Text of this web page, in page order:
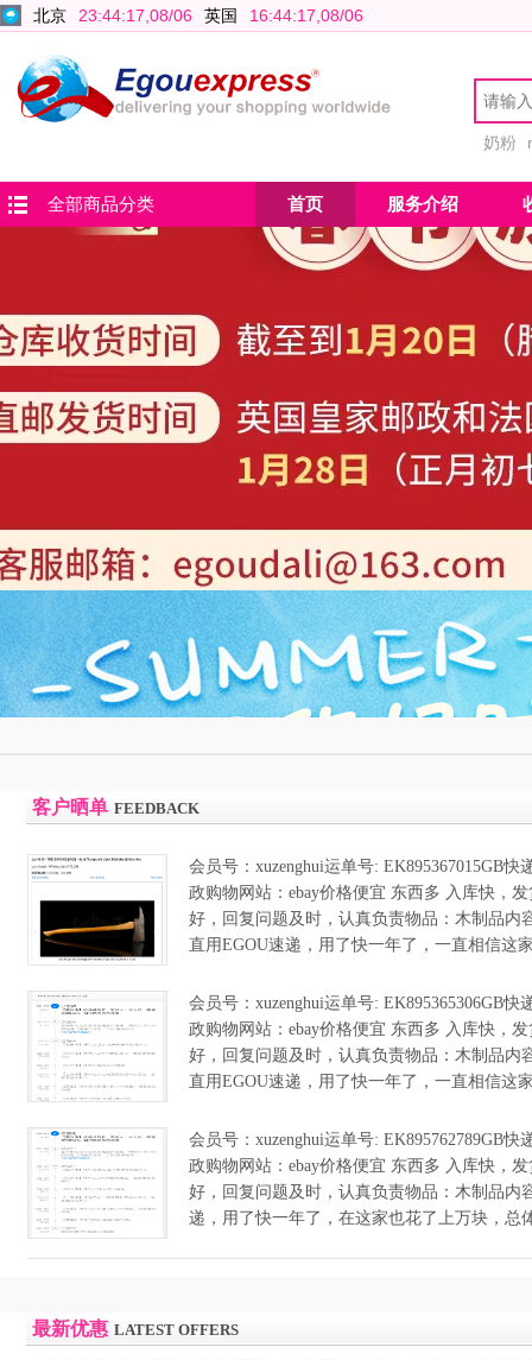
北京 23:44:18,08/06 英国 16:44:18,08/06
奶粉
全部商品分类 首页 服务介绍
客户晒单 FEEDBACK
会员号：xuzenghui运单号: EK895367015GB快
政购物网站：ebay价格便宜 东西多 入库快，
好，回复问题及时，认真负责物品：木制品内
直用EGOU速递，用了快一年了，一直相信这
会员号：xuzenghui运单号: EK895365306GB快
政购物网站：ebay价格便宜 东西多 入库快，
好，回复问题及时，认真负责物品：木制品内
直用EGOU速递，用了快一年了，一直相信这
会员号：xuzenghui运单号: EK895762789GB快
政购物网站：ebay价格便宜 东西多 入库快，
好，回复问题及时，认真负责物品：木制品内
递，用了快一年了，在这家也花了上万块，总
最新优惠 LATEST OFFERS